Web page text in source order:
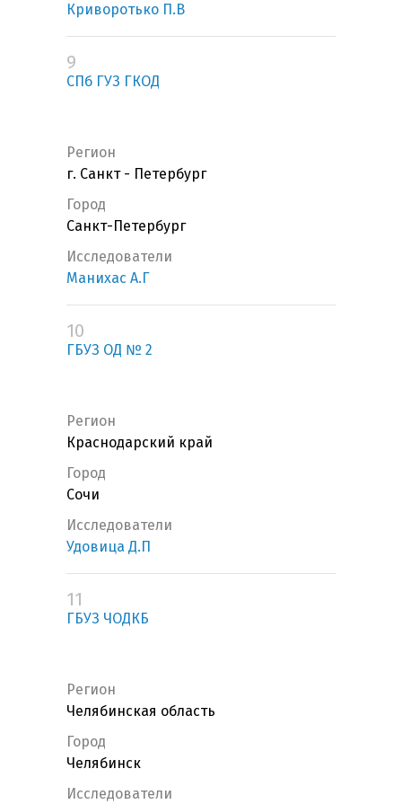
Криворотько П.В
9
СПб ГУЗ ГКОД
Регион
г. Санкт - Петербург
Город
Санкт-Петербург
Исследователи
Манихас А.Г
10
ГБУЗ ОД № 2
Регион
Краснодарский край
Город
Сочи
Исследователи
Удовица Д.П
11
ГБУЗ ЧОДКБ
Регион
Челябинская область
Город
Челябинск
Исследователи